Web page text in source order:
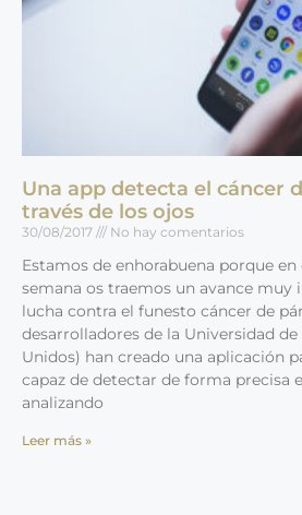
Una app detecta el cáncer
través de los ojos
30/08/2017 No hay comentarios
Estamos de enhorabuena porque en
semana os traemos un avance muy
lucha contra el funesto cáncer de
desarrolladores de la Universidad
Unidos) han creado una aplicación
capaz de detectar de forma precisa
analizando
Leer más »